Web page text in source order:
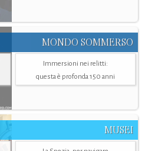
MONDO SOMMERSO
Immersioni nei relitti:
questa è profonda 150 anni
MUSEI